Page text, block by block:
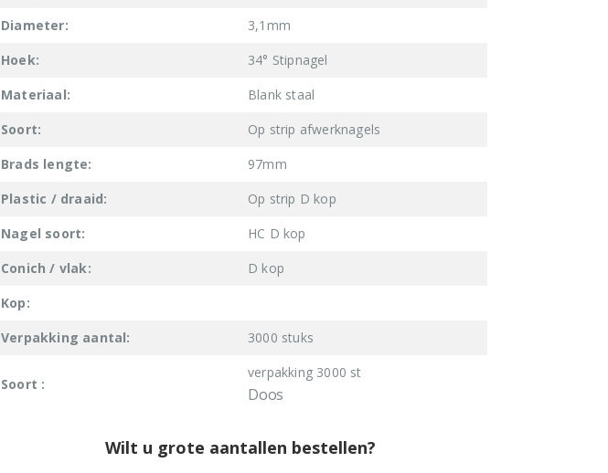
Diameter:
3,1mm
Hoek:
34° Stipnagel
Materiaal:
Blank staal
Soort:
Op strip afwerknagels
Brads lengte:
97mm
Plastic / draaid:
Op strip D kop
Nagel soort:
HC D kop
Conich / vlak:
D kop
Kop:
Verpakking aantal:
3000 stuks
Soort :
verpakking 3000 st
Doos
Wilt u grote aantallen bestellen?